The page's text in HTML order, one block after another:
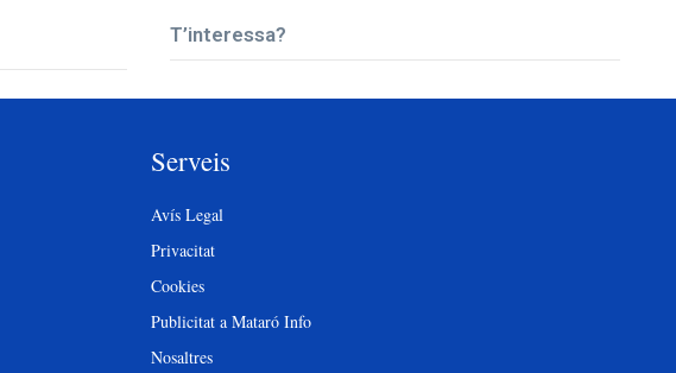
T’interessa?
Serveis
Avís Legal
Privacitat
Cookies
Publicitat a Mataró Info
Nosaltres